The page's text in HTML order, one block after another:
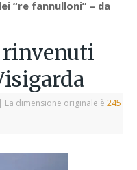
“re fannulloni” – da
rinvenuti
| La dimensione originale è245